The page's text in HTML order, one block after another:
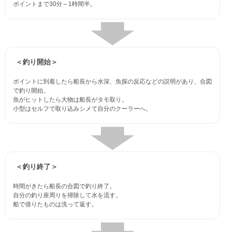
ポイントまで30分～1時間半。
＜釣り開始＞
ポイントに到着したら船長から水深、魚探の反応などの説明があり、合図
で釣り開始。
魚がヒットしたら大物は船長がタモ取り。
小型はセルフで取り込みシメて自分のクーラーへ。
＜釣り終了＞
時間がきたら船長の合図で釣り終了。
自分の釣り座周りを掃除して水を流す。
船で借りたものは洗って返す。